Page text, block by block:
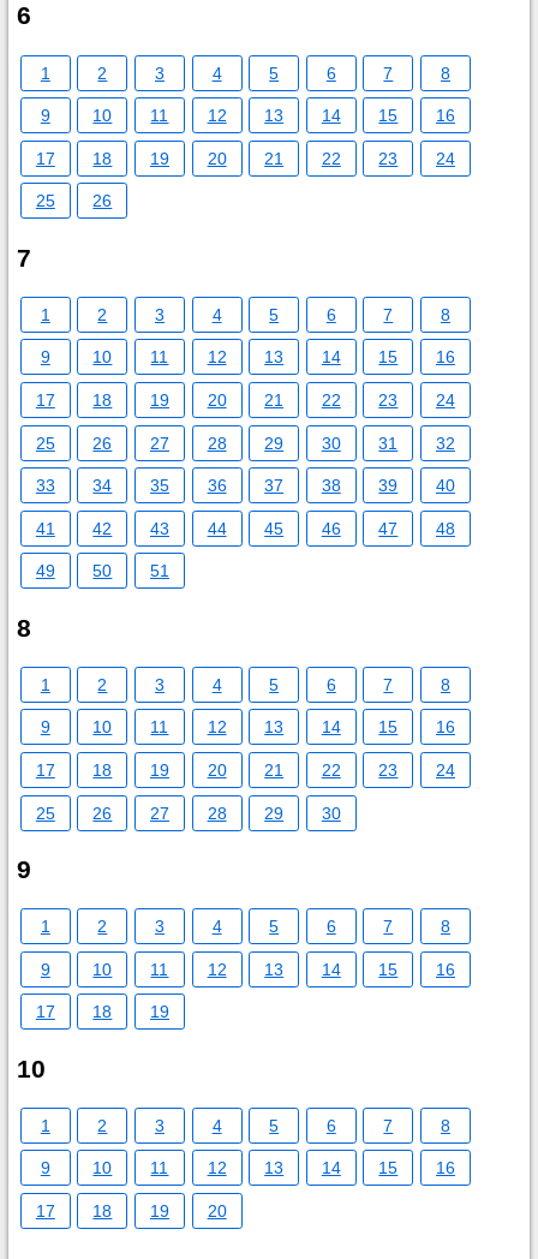
6
1 2 3 4 5 6 7 8
9 10 11 12 13 14 15 16
17 18 19 20 21 22 23 24
25 26
7
1 2 3 4 5 6 7 8
9 10 11 12 13 14 15 16
17 18 19 20 21 22 23 24
25 26 27 28 29 30 31 32
33 34 35 36 37 38 39 40
41 42 43 44 45 46 47 48
49 50 51
8
1 2 3 4 5 6 7 8
9 10 11 12 13 14 15 16
17 18 19 20 21 22 23 24
25 26 27 28 29 30
9
1 2 3 4 5 6 7 8
9 10 11 12 13 14 15 16
17 18 19
10
1 2 3 4 5 6 7 8
9 10 11 12 13 14 15 16
17 18 19 20